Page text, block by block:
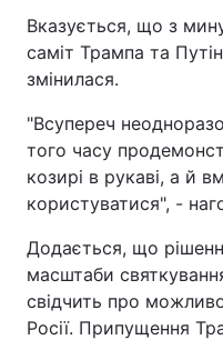
Вказується, що з
саміт Трампа та
змінилася.
"Всупереч
того часу
козирі в рукаві, а й
користуватися", -
Додається, що
масштаби
свідчить про
Росії. Припущення